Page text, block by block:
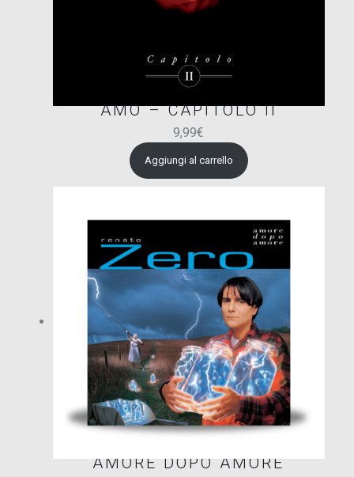
AMO – CAPITOLO II
9,99€
Aggiungi al carrello
AMORE DOPO AMORE